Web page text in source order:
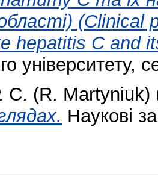
області)
hepatitis С and
С. (R. Martyniuk)
Наукові